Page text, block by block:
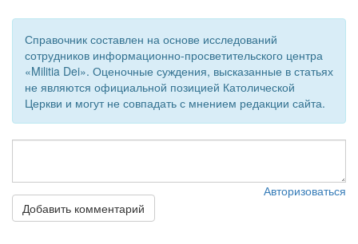
Обратная связь
mail@apologia.ru
Отправить сообщение
Вход
Справочник составлен на основе исследований
сотрудников информационно-просветительского центра
«Militia Dei». Оценочные суждения, высказанные в статьях
не являются официальной позицией Католической
Церкви и могут не совпадать с мнением редакции сайта.
Авторизоваться
Добавить комментарий